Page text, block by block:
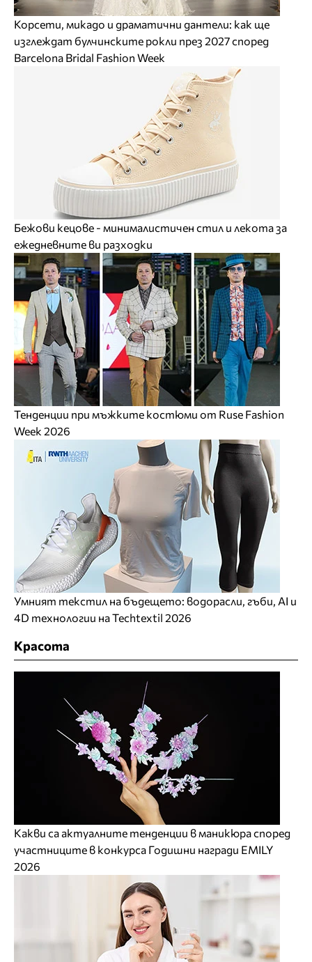
Корсети, микадо и драматични дантели: как ще
изглеждат булчинските рокли през 2027 според
Barcelona Bridal Fashion Week
Бежови кецове - минималистичен стил и лекота за
ежедневните ви разходки
Тенденции при мъжките костюми от Ruse Fashion
Week 2026
Умният текстил на бъдещето: водорасли, гъби, AI и
4D технологии на Techtextil 2026
Красота
Какви са актуалните тенденции в маникюра според
участниците в конкурса Годишни награди EMILY
2026